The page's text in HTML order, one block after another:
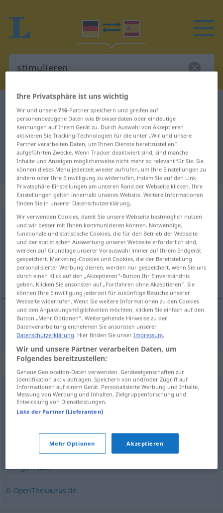
Deutsch-Spanisch Übersetzung für
"stimulieren"
"stimulieren" Spanisch Übersetzung
„stimulieren“: transitives Verb
stimulierenv/t <ohnege>
Übersicht aller Übersetzungen
(Für mehr Details die Übersetzung anklicken/antippen)
estimular
estimular stimulieren
Synonyme für "stimulieren"
aktivieren,ankurbeln,erregen,powern,anregen
pushen,antreiben,hervorrufen
ermuntern,anspornen,ankurbeln (ugs.)
,ermutigen,animieren,bestärken,(jemanden)
bringen (zu)
© OpenThesaurus.de
Ihre Privatsphäre ist uns wichtig
Wir und unsere716-Partner speichern und greifen auf
personenbezogene Daten wie Browserdaten oder eindeutige
Kennungen auf Ihrem Gerät zu. Durch Auswahl von Akzeptieren
aktivieren Sie Tracking-Technologien für die unter „Wir und unsere
Partner verarbeiten Daten, um Ihnen Dienste bereitzustellen“
aufgeführten Zwecke. Wenn Tracker deaktiviert sind, sind manche
Inhalte und Anzeigen möglicherweise nicht mehr so relevant für Sie. Sie
können dieses Menü jederzeit wieder aufrufen, um Ihre Einstellungen zu
ändern oder Ihre Einwilligung zu widerrufen, indem Sie auf den Link
Privatsphäre-Einstellungen am unteren Rand der Webseite klicken. Ihre
Einstellungen gelten innerhalb unseres Website. Weitere Informationen
finden Sie in unserer Datenschutzerklärung.
Wir verwenden Cookies, damit Sie unsere Webseite bestmöglich nutzen
und wir besser mit Ihnen kommunizieren können. Notwendige,
funktionale und statistische Cookies, die für den Betrieb der Webseite
und der statistischen Auswertung unserer Webseite erforderlich sind,
werden auf Grundlage unserer Vorauswahl immer auf Ihrem Endgerät
gespeichert. Marketing-Cookies und Cookies, die der Bereitstellung
personalisierter Werbung dienen, werden nur gespeichert, wenn Sie uns
durch einen Klick auf den „Akzeptieren“-Button Ihr Einverständnis
geben. Klicken Sie ansonsten auf „Fortfahren ohne Akzeptieren“. Sie
können Ihre Einwilligung jederzeit für zukünftige Besuche unserer
Webseite widerrufen. Wenn Sie weitere Informationen zu den Cookies
und den Anpassungsmöglichkeiten möchten, klicken Sie einfach auf den
Button „Mehr Optionen“. Weitergehende Hinweise zu der
Datenverarbeitung entnehmen Sie ansonsten unserer
Datenschutzerklärung. Hier finden Sie unserImpressum.
Wir und unsere Partner verarbeiten Daten, um
Folgendes bereitzustellen:
Genaue Geolocation-Daten verwenden. Geräteeigenschaften zur
Identifikation aktiv abfragen. Speichern von und/oder Zugriff auf
Informationen auf einem Gerät. Personalisierte Werbung und Inhalte,
Messung von Werbung und Inhalten, Zielgruppenforschung und
Entwicklung von Dienstleistungen.
Liste der Partner (Lieferanten)
Mehr Optionen Akzeptieren